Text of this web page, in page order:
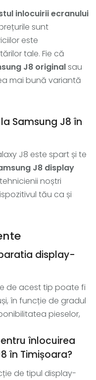
inlocuirii ecranului
sunt
este
tale. Fie că
J8 originalsau
mai bună variantă
Samsung J8 în
J8 este spart și te
J8 display
noștri
tău ca și
display-
de acest tip poate fi
în funcție de gradul
pieselor,
înlocuirea
în Timișoara?
de tipul display-